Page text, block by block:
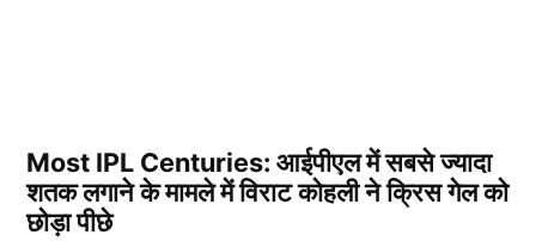
Most IPL Centuries: आईपीएल में सबसे ज्यादा
शतक लगाने के मामले में विराट कोहली ने क्रिस गेल को
छोड़ा पीछे